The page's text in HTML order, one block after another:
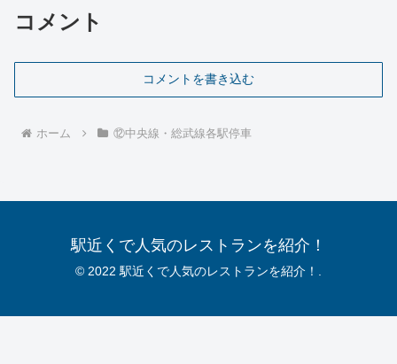
コメント
コメントを書き込む
ホーム ⑫中央線・総武線各駅停車
駅近くで人気のレストランを紹介！
© 2022 駅近くで人気のレストランを紹介！.